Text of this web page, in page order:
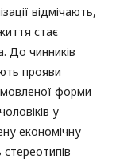
відмічають,
стає
До чинників
прояви
форми
у
економічну
стереотипів